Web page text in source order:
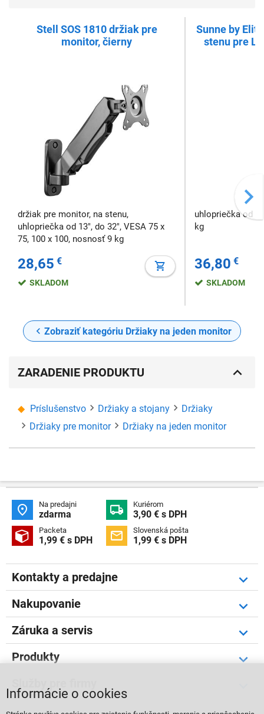
Stell SOS 1810 držiak pre
monitor, čierny
držiak pre monitor, na stenu,
uhlopriečka od 13", do 32", VESA 75 x
75, 100 x 100, nosnosť 9 kg
28,65 €
SKLADOM
Sunne by
stenu pre
uhlopriečka od
kg
36,80 €
SKLADOM
Zobraziť kategóriu Držiaky na jeden monitor
ZARADENIE PRODUKTU
Príslušenstvo Držiaky a stojany
Držiaky
Držiaky pre monitor
Držiaky na jeden monitor
 Na predajni
zdarma  Kuriérom
3,90 € s DPH
 Packeta
1,99 € s DPH  Slovenská pošta
1,99 € s DPH
Kontakty a predajne
Nakupovanie
Záruka a servis
Produkty
Informácie o cookies